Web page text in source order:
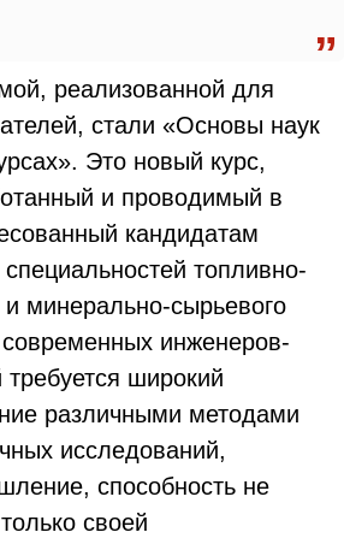
реализованной для
стали «Основы наук
Это новый курс,
и проводимый в
кандидатам
топливно-
и минерально-сырьевого
инженеров-
широкий
различными методами
исследований,
способность не
своей